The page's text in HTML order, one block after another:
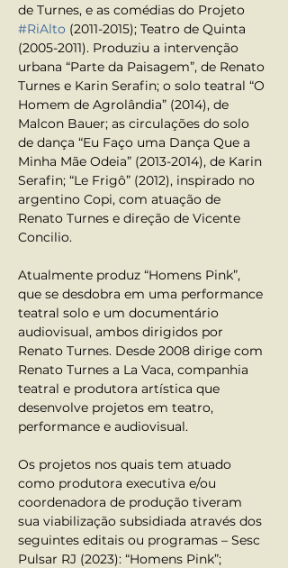
de Turnes, e as comédias do Projeto
#RiAlto (2011-2015); Teatro de Quinta
(2005-2011). Produziu a intervenção
urbana “Parte da Paisagem”, de Renato
Turnes e Karin Serafin; o solo teatral “O
Homem de Agrolândia” (2014), de
Malcon Bauer; as circulações do solo
de dança “Eu Faço uma Dança Que a
Minha Mãe Odeia” (2013-2014), de Karin
Serafin; “Le Frigô” (2012), inspirado no
argentino Copi, com atuação de
Renato Turnes e direção de Vicente
Concilio.
Atualmente produz “Homens Pink”,
que se desdobra em uma performance
teatral solo e um documentário
audiovisual, ambos dirigidos por
Renato Turnes. Desde 2008 dirige com
Renato Turnes a La Vaca, companhia
teatral e produtora artística que
desenvolve projetos em teatro,
performance e audiovisual.
Os projetos nos quais tem atuado
como produtora executiva e/ou
coordenadora de produção tiveram
sua viabilização subsidiada através dos
seguintes editais ou programas – Sesc
Pulsar RJ (2023): “Homens Pink”;